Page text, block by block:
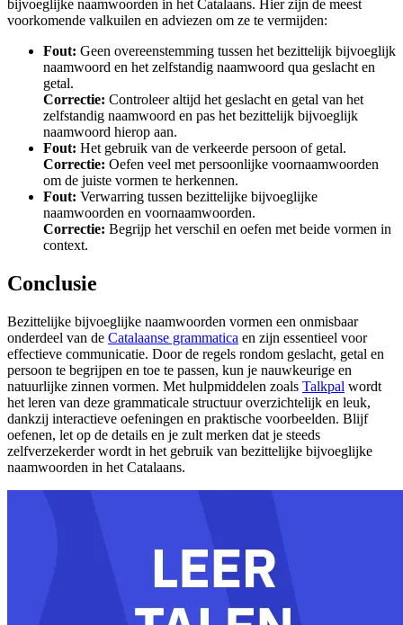
bijvoeglijke naamwoorden in het Catalaans. Hier zijn de meest
voorkomende valkuilen en adviezen om ze te vermijden:
Fout: Geen overeenstemming tussen het bezittelijk bijvoeglijk
naamwoord en het zelfstandig naamwoord qua geslacht en
getal.
Correctie: Controleer altijd het geslacht en getal van het
zelfstandig naamwoord en pas het bezittelijk bijvoeglijk
naamwoord hierop aan.
Fout: Het gebruik van de verkeerde persoon of getal.
Correctie: Oefen veel met persoonlijke voornaamwoorden
om de juiste vormen te herkennen.
Fout: Verwarring tussen bezittelijke bijvoeglijke
naamwoorden en voornaamwoorden.
Correctie: Begrijp het verschil en oefen met beide vormen in
context.
Conclusie
Bezittelijke bijvoeglijke naamwoorden vormen een onmisbaar
onderdeel van de Catalaanse grammatica en zijn essentieel voor
effectieve communicatie. Door de regels rondom geslacht, getal en
persoon te begrijpen en toe te passen, kun je nauwkeurige en
natuurlijke zinnen vormen. Met hulpmiddelen zoals Talkpal wordt
het leren van deze grammaticale structuur overzichtelijk en leuk,
dankzij interactieve oefeningen en praktische voorbeelden. Blijf
oefenen, let op de details en je zult merken dat je steeds
zelfverzekerder wordt in het gebruik van bezittelijke bijvoeglijke
naamwoorden in het Catalaans.